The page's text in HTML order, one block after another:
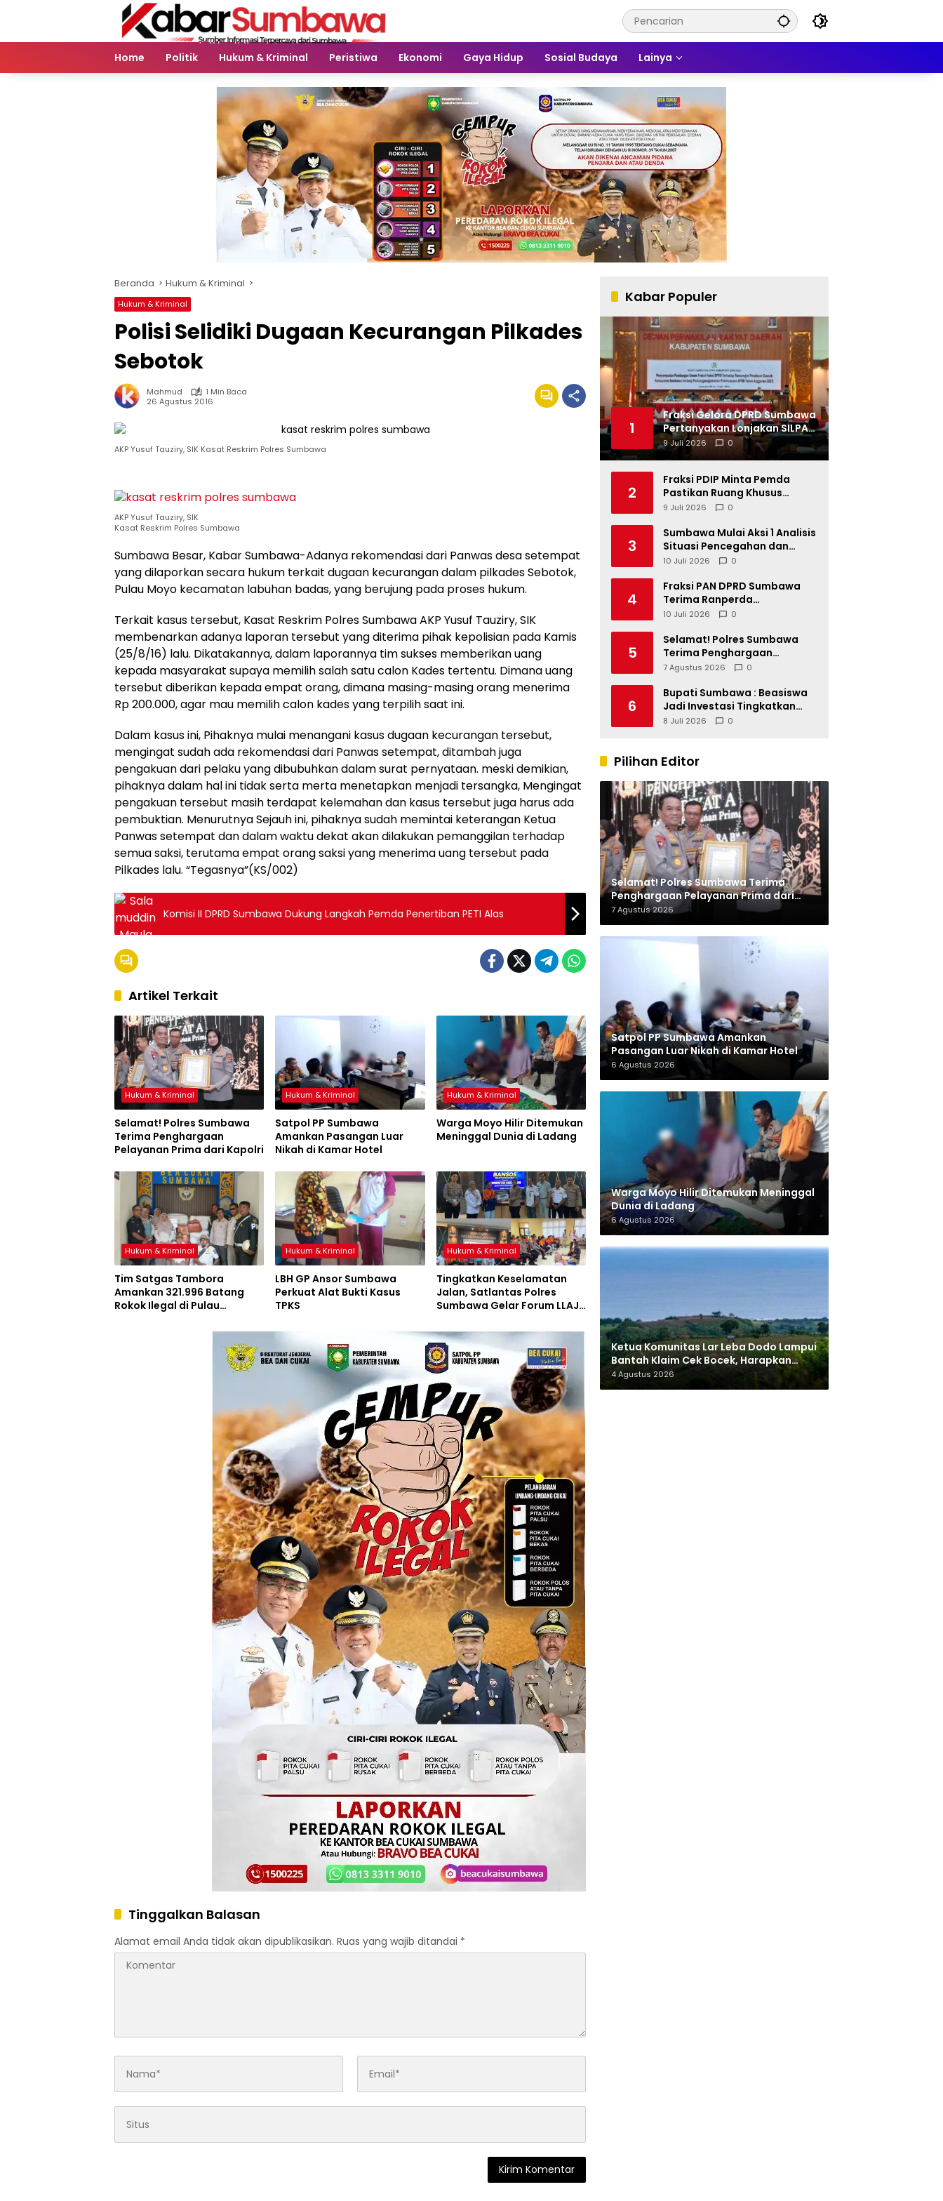
Home
Politik Hukum & Kriminal Peristiwa Ekonomi Gaya Hidup Sosial Budaya Lainya
Beranda Hukum & Kriminal
Hukum & Kriminal
Polisi Selidiki Dugaan Kecurangan Pilkades
Sebotok
Mahmud
1 Min Baca
26 Agustus 2016
AKP Yusuf Tauziry, SIK Kasat Reskrim Polres Sumbawa
AKP Yusuf Tauziry, SIK
Kasat Reskrim Polres Sumbawa
Sumbawa Besar, Kabar Sumbawa-Adanya rekomendasi dari Panwas desa setempat
yang dilaporkan secara hukum terkait dugaan kecurangan dalam pilkades Sebotok,
Pulau Moyo kecamatan labuhan badas, yang berujung pada proses hukum.
Terkait kasus tersebut, Kasat Reskrim Polres Sumbawa AKP Yusuf Tauziry, SIK
membenarkan adanya laporan tersebut yang diterima pihak kepolisian pada Kamis
(25/8/16) lalu. Dikatakannya, dalam laporannya tim sukses memberikan uang
kepada masyarakat supaya memilih salah satu calon Kades tertentu. Dimana uang
tersebut diberikan kepada empat orang, dimana masing-masing orang menerima
Rp 200.000, agar mau memilih calon kades yang terpilih saat ini.
Dalam kasus ini, Pihaknya mulai menangani kasus dugaan kecurangan tersebut,
mengingat sudah ada rekomendasi dari Panwas setempat, ditambah juga
pengakuan dari pelaku yang dibubuhkan dalam surat pernyataan. meski demikian,
pihaknya dalam hal ini tidak serta merta menetapkan menjadi tersangka, Mengingat
pengakuan tersebut masih terdapat kelemahan dan kasus tersebut juga harus ada
pembuktian. Menurutnya Sejauh ini, pihaknya sudah memintai keterangan Ketua
Panwas setempat dan dalam waktu dekat akan dilakukan pemanggilan terhadap
semua saksi, terutama empat orang saksi yang menerima uang tersebut pada
Pilkades lalu. “Tegasnya”(KS/002)
Komisi II DPRD Sumbawa Dukung Langkah Pemda Penertiban PETI Alas
Artikel Terkait
Hukum & Kriminal
Selamat! Polres Sumbawa
Terima Penghargaan
Pelayanan Prima dari Kapolri
Hukum & Kriminal
Satpol PP Sumbawa
Amankan Pasangan Luar
Nikah di Kamar Hotel
Hukum & Kriminal
Warga Moyo Hilir Ditemukan
Meninggal Dunia di Ladang
Hukum & Kriminal
Tim Satgas Tambora
Amankan 321.996 Batang
Rokok Ilegal di Pulau
Hukum & Kriminal
LBH GP Ansor Sumbawa
Perkuat Alat Bukti Kasus
TPKS
Hukum & Kriminal
Tingkatkan Keselamatan
Jalan, Satlantas Polres
Sumbawa Gelar Forum LLAJ,
Bagikan Bansos
Tinggalkan Balasan
Alamat email Anda tidak akan dipublikasikan. Ruas yang wajib ditandai *
Kabar Populer
1
Fraksi Gelora DPRD Sumbawa
Pertanyakan Lonjakan SILPA
Tahun 2025
9 Juli 2026 0
2
Fraksi PDIP Minta Pemda
Pastikan Ruang Khusus
Produk UMKM Lokal di Ritel
9 Juli 2026 0
3
Sumbawa Mulai Aksi 1 Analisis
Situasi Pencegahan dan
Percepatan Penurunan
10 Juli 2026 0
4
Fraksi PAN DPRD Sumbawa
Terima Ranperda
Pertanggungjawaban APBD
Miliar dan Kinerja OPD
10 Juli 2026 0
5
Selamat! Polres Sumbawa
Terima Penghargaan
Pelayanan Prima dari Kapolri
7 Agustus 2026 0
6
Bupati Sumbawa : Beasiswa
Jadi Investasi Tingkatkan
Kualitas SDM
8 Juli 2026 0
Pilihan Editor
Selamat! Polres Sumbawa Terima
Penghargaan Pelayanan Prima dari
Kapolri
7 Agustus 2026
Satpol PP Sumbawa Amankan
Pasangan Luar Nikah di Kamar Hotel
6 Agustus 2026
Warga Moyo Hilir Ditemukan Meninggal
Dunia di Ladang
6 Agustus 2026
Ketua Komunitas Lar Leba Dodo Lampui
Bantah Klaim Cek Bocek, Harapkan
AMMAN Beri Akses ke Makam Leluhur
4 Agustus 2026